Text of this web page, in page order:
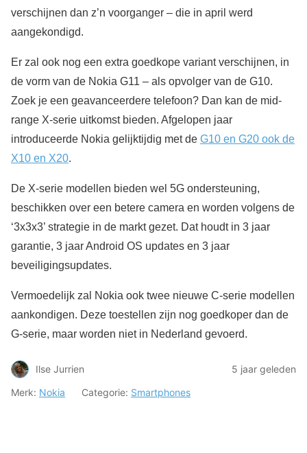
verschijnen dan z’n voorganger – die in april werd
aangekondigd.
Er zal ook nog een extra goedkope variant verschijnen, in
de vorm van de Nokia G11 – als opvolger van de G10.
Zoek je een geavanceerdere telefoon? Dan kan de mid-
range X-serie uitkomst bieden. Afgelopen jaar
introduceerde Nokia gelijktijdig met de G10 en G20 ook de
X10 en X20.
De X-serie modellen bieden wel 5G ondersteuning,
beschikken over een betere camera en worden volgens de
‘3x3x3’ strategie in de markt gezet. Dat houdt in 3 jaar
garantie, 3 jaar Android OS updates en 3 jaar
beveiligingsupdates.
Vermoedelijk zal Nokia ook twee nieuwe C-serie modellen
aankondigen. Deze toestellen zijn nog goedkoper dan de
G-serie, maar worden niet in Nederland gevoerd.
Ilse Jurrien
5 jaar geleden
Merk: Nokia Categorie: Smartphones